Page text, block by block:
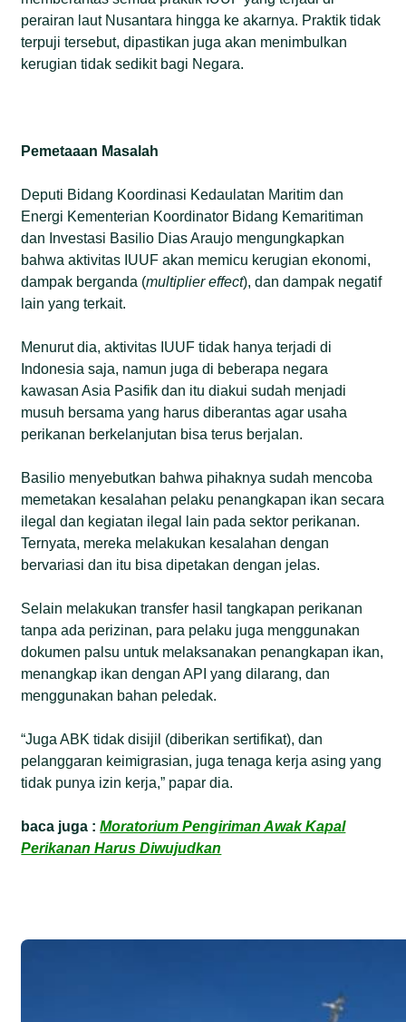
perairan laut Nusantara hingga ke akarnya. Praktik tidak
terpuji tersebut, dipastikan juga akan menimbulkan
kerugian tidak sedikit bagi Negara.
Pemetaaan Masalah
Deputi Bidang Koordinasi Kedaulatan Maritim dan
Energi Kementerian Koordinator Bidang Kemaritiman
dan Investasi Basilio Dias Araujo mengungkapkan
bahwa aktivitas IUUF akan memicu kerugian ekonomi,
dampak berganda (multiplier effect), dan dampak negatif
lain yang terkait.
Menurut dia, aktivitas IUUF tidak hanya terjadi di
Indonesia saja, namun juga di beberapa negara
kawasan Asia Pasifik dan itu diakui sudah menjadi
musuh bersama yang harus diberantas agar usaha
perikanan berkelanjutan bisa terus berjalan.
Basilio menyebutkan bahwa pihaknya sudah mencoba
memetakan kesalahan pelaku penangkapan ikan secara
ilegal dan kegiatan ilegal lain pada sektor perikanan.
Ternyata, mereka melakukan kesalahan dengan
bervariasi dan itu bisa dipetakan dengan jelas.
Selain melakukan transfer hasil tangkapan perikanan
tanpa ada perizinan, para pelaku juga menggunakan
dokumen palsu untuk melaksanakan penangkapan ikan,
menangkap ikan dengan API yang dilarang, dan
menggunakan bahan peledak.
“Juga ABK tidak disijil (diberikan sertifikat), dan
pelanggaran keimigrasian, juga tenaga kerja asing yang
tidak punya izin kerja,” papar dia.
baca juga :Moratorium Pengiriman Awak Kapal
Perikanan Harus Diwujudkan